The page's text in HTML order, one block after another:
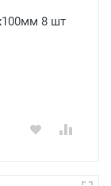
8 шт